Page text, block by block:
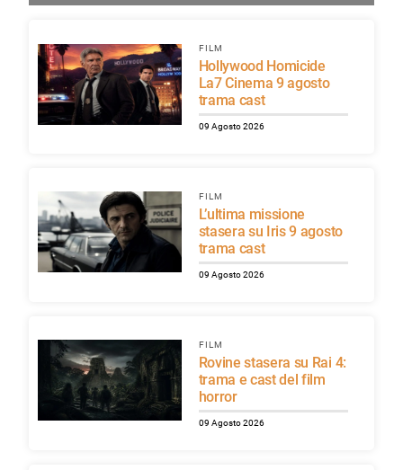
FILM
Hollywood Homicide
La7 Cinema 9 agosto
trama cast
09 Agosto 2026
FILM
L’ultima missione
stasera su Iris 9 agosto
trama cast
09 Agosto 2026
FILM
Rovine stasera su Rai 4:
trama e cast del film
horror
09 Agosto 2026